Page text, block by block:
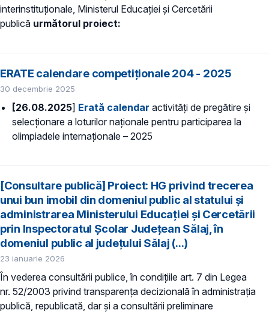
interinstituționale, Ministerul Educaţiei și Cercetării
publică următorul proiect:
ERATE calendare competiționale 204 - 2025
30 decembrie 2025
[26.08.2025] Erată calendar activități de pregătire și
selecționare a loturilor naționale pentru participarea la
olimpiadele internaționale – 2025
[Consultare publică] Proiect: HG privind trecerea
unui bun imobil din domeniul public al statului și
administrarea Ministerului Educației și Cercetării
prin Inspectoratul Școlar Județean Sălaj, în
domeniul public al județului Sălaj (...)
23 ianuarie 2026
În vederea consultării publice, în condiţiile art. 7 din Legea
nr. 52/2003 privind transparenţa decizională în administraţia
publică, republicată, dar și a consultării preliminare